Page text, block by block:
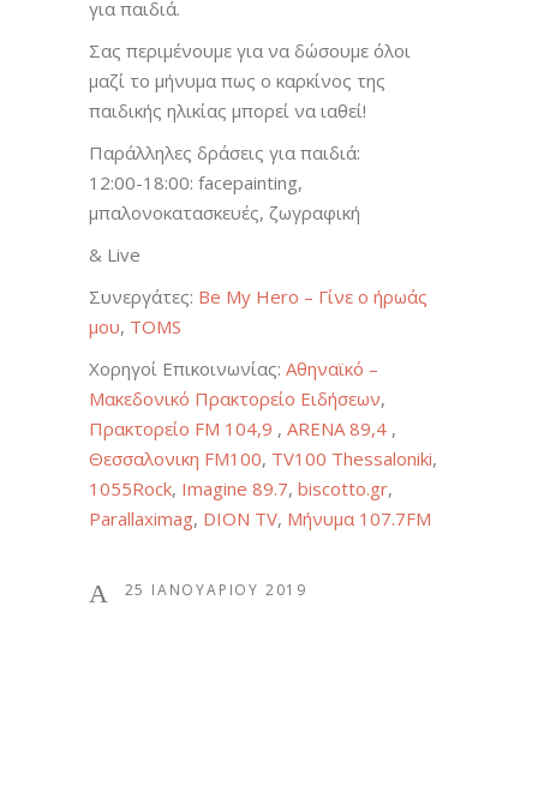
για παιδιά.
Σας περιμένουμε για να δώσουμε όλοι
μαζί το μήνυμα πως ο καρκίνος της
παιδικής ηλικίας μπορεί να ιαθεί!
Παράλληλες δράσεις για παιδιά:
12:00-18:00: facepainting,
μπαλονοκατασκευές, ζωγραφική
& Live
Συνεργάτες: Be My Hero – Γίνε ο ήρωάς
μου, TOMS
Χορηγοί Επικοινωνίας: Αθηναϊκό –
Μακεδονικό Πρακτορείο Ειδήσεων,
Πρακτορείο FM 104,9 , ARENA 89,4 ,
Θεσσαλονικη FM100, TV100 Thessaloniki,
1055Rock, Imagine 89.7, biscotto.gr,
Parallaximag, DION TV, Μήνυμα 107.7FM
25 ΙΑΝΟΥΑΡΊΟΥ 2019